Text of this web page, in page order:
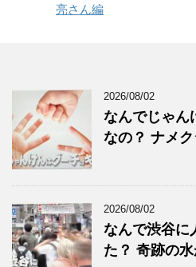
亮さん編
2026/08/02
なんでじゃん
なの？ ナメ
2026/08/02
なんで渋谷に
た？ 奇跡の